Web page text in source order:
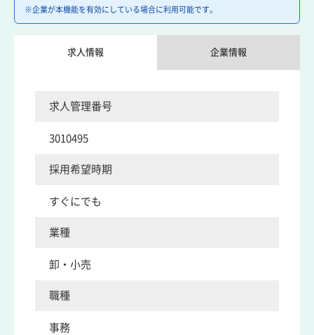
※企業が本機能を有効にしている場合に利用可能です。
求人情報 企業情報
求人管理番号
3010495
採用希望時期
すぐにでも
業種
卸・小売
職種
事務